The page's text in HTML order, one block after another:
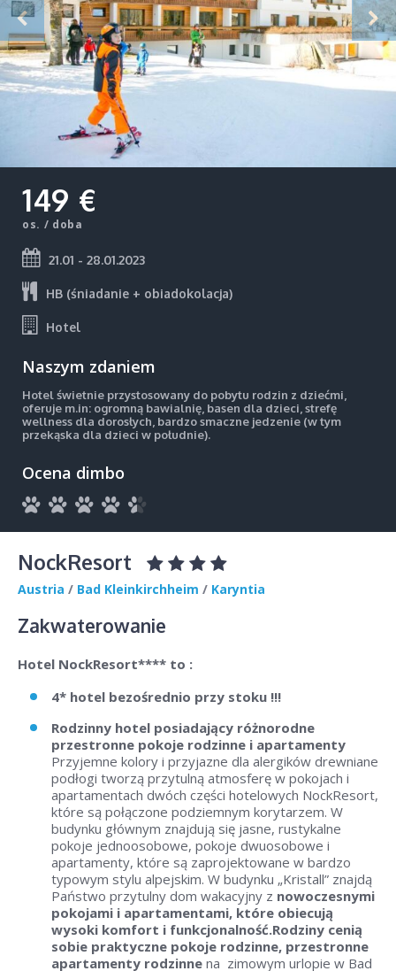
149 €
os. / doba
21.01 - 28.01.2023
HB (śniadanie + obiadokolacja)
Hotel
Naszym zdaniem
Hotel świetnie przystosowany do pobytu rodzin z dziećmi,
oferuje m.in: ogromną bawialnię, basen dla dzieci, strefę
wellness dla dorosłych, bardzo smaczne jedzenie (w tym
przekąska dla dzieci w południe).
Ocena dimbo
NockResort
Austria / Bad Kleinkirchheim / Karyntia
Zakwaterowanie
Hotel NockResort**** to :
4* hotel bezośrednio przy stoku !!!
Rodzinny hotel posiadający różnorodne
przestronne pokoje rodzinne i apartamenty
Przyjemne kolory i przyjazne dla alergików drewniane
podłogi tworzą przytulną atmosferę w pokojach i
apartamentach dwóch części hotelowych NockResort,
które są połączone podziemnym korytarzem. W
budynku głównym znajdują się jasne, rustykalne
pokoje jednoosobowe, pokoje dwuosobowe i
apartamenty, które są zaprojektowane w bardzo
typowym stylu alpejskim. W budynku „Kristall” znajdą
Państwo przytulny dom wakacyjny z nowoczesnymi
pokojami i apartamentami, które obiecują
wysoki komfort i funkcjonalność.Rodziny cenią
sobie praktyczne pokoje rodzinne, przestronne
apartamenty rodzinne na zimowym urlopie w Bad